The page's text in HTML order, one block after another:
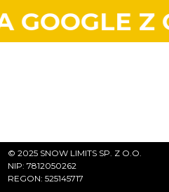
Z
© 2025 SNOW LIMITS SP. Z O.O.
NIP: 7812050262
REGON: 525145717